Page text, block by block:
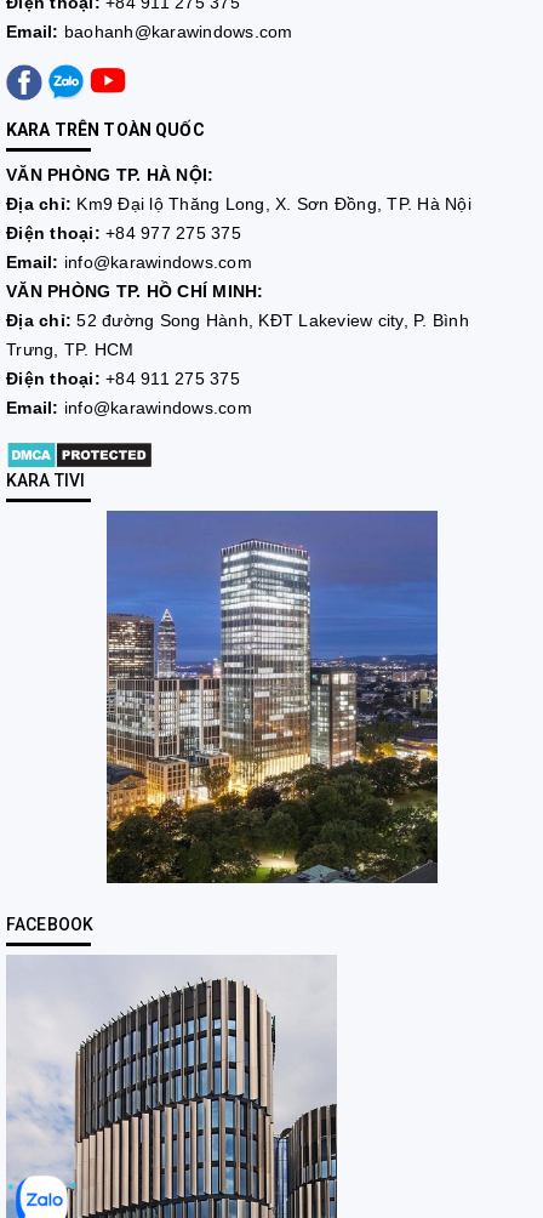
Email: baohanh@karawindows.com
KARA TRÊN TOÀN QUỐC
VĂN PHÒNG TP. HÀ NỘI:
Địa chỉ: Km9 Đại lộ Thăng Long, X. Sơn Đồng, TP. Hà Nội
Điện thoại: +84 977 275 375
Email: info@karawindows.com
VĂN PHÒNG TP. HỒ CHÍ MINH:
Địa chỉ:52 đường Song Hành, KĐT Lakeview city, P. Bình
Trưng, TP. HCM
Điện thoại: +84 911 275 375
Email: info@karawindows.com
KARA TIVI
FACEBOOK